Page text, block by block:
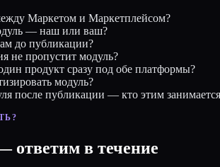
Маркетом и Маркетплейсом?
— наш или ваш?
до публикации?
не пропустит модуль?
продукт сразу под обе платформы?
модуль?
после публикации — кто этим
в течение